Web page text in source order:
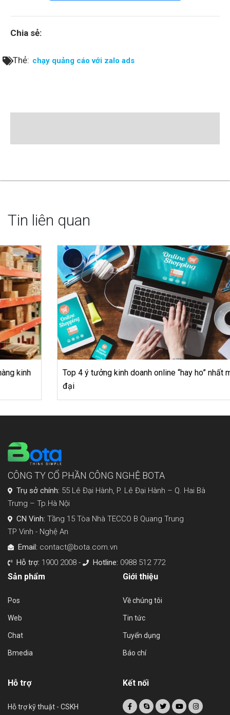
Chia sẻ:
Thẻ: chạy quảng cáo với zalo ads
Tin liên quan
Top 4 ý tưởng kinh doanh online “hay ho” nhất mọi thời
CÔNG TY CỔ PHẦN CÔNG NGHỆ BOTA
Trụ sở chính: 55 Lê Đại Hành, P. Lê Đại Hành – Q. Hai Bà
Trưng – Tp.Hà Nội
CN Vinh: Tầng 15 Tòa Nhà TECCO B Quang Trung
TP Vinh - Nghệ An
Email: contact@bota.com.vn
Hỗ trợ: 1900 2008 - Hotline: 0988 512 772
Sản phẩm
Pos
Web
Chat
Bmedia
Giới thiệu
Về chúng tôi
Tin tức
Tuyển dụng
Báo chí
Hỗ trợ
Hỗ trợ kỹ thuật - CSKH
Kết nối